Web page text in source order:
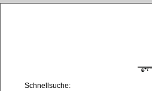
Schnellsuche: